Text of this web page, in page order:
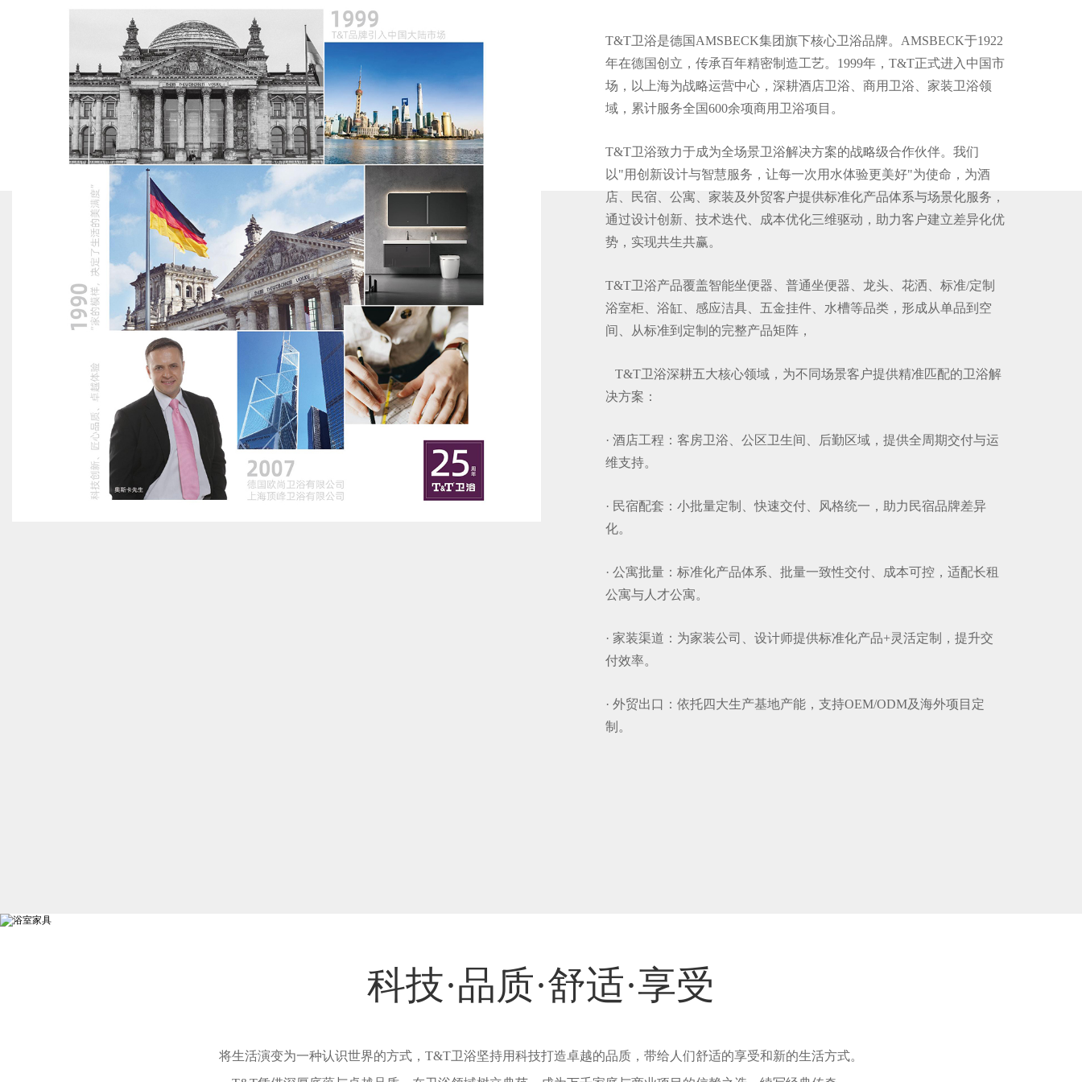
T&T卫浴是德国AMSBECK集团旗下核心卫浴品牌。AMSBECK于1922
年在德国创立，传承百年精密制造工艺。1999年，T&T正式进入中国市
场，以上海为战略运营中心，深耕酒店卫浴、商用卫浴、家装卫浴领
域，累计服务全国600余项商用卫浴项目。
T&T卫浴致力于成为全场景卫浴解决方案的战略级合作伙伴。我们
以"用创新设计与智慧服务，让每一次用水体验更美好"为使命，为酒
店、民宿、公寓、家装及外贸客户提供标准化产品体系与场景化服务，
通过设计创新、技术迭代、成本优化三维驱动，助力客户建立差异化优
势，实现共生共赢。
T&T卫浴产品覆盖智能坐便器、普通坐便器、龙头、花洒、标准/定制
浴室柜、浴缸、感应洁具、五金挂件、水槽等品类，形成从单品到空
间、从标准到定制的完整产品矩阵，
T&T卫浴深耕五大核心领域，为不同场景客户提供精准匹配的卫浴解
决方案：
· 酒店工程：客房卫浴、公区卫生间、后勤区域，提供全周期交付与运
维支持。
· 民宿配套：小批量定制、快速交付、风格统一，助力民宿品牌差异
化。
· 公寓批量：标准化产品体系、批量一致性交付、成本可控，适配长租
公寓与人才公寓。
· 家装渠道：为家装公司、设计师提供标准化产品+灵活定制，提升交
付效率。
· 外贸出口：依托四大生产基地产能，支持OEM/ODM及海外项目定
制。
科技·品质·舒适·享受
将生活演变为一种认识世界的方式，T&T卫浴坚持用科技打造卓越的品质，带给人们舒适的享受和新的生活方式。